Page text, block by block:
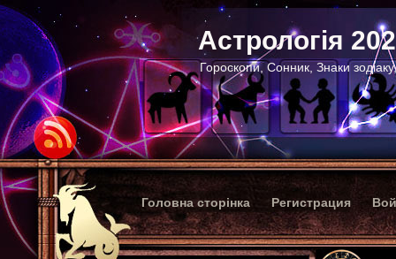
Астрологія
Гороскопи, Сонник, Знаки
Головна сторінка Регистрация